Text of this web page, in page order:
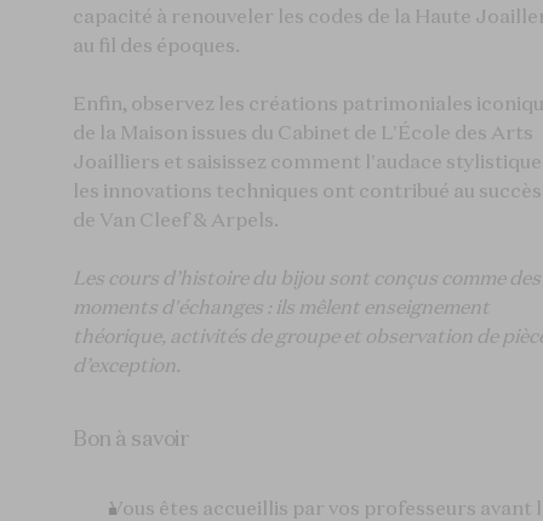
capacité à renouveler les codes de la Haute
au fil des époques.
Enfin, observez les créations patrimoniales
de la Maison issues du Cabinet de L'École des Arts
Joailliers et saisissez comment l'audace
les innovations techniques ont contribué au succès
de Van Cleef & Arpels.
Les cours d’histoire du bijou sont conçus comme des
moments d'échanges : ils mêlent enseignement
théorique, activités de groupe et observation de
d’exception.
Bon à savoir
Vous êtes accueillis par vos professeurs avant